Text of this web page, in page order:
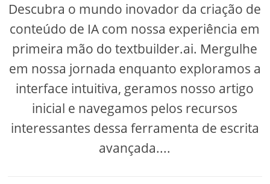
Descubra o mundo inovador da criação de
conteúdo de IA com nossa experiência em
primeira mão do textbuilder.ai. Mergulhe
em nossa jornada enquanto exploramos a
interface intuitiva, geramos nosso artigo
inicial e navegamos pelos recursos
interessantes dessa ferramenta de escrita
avançada....